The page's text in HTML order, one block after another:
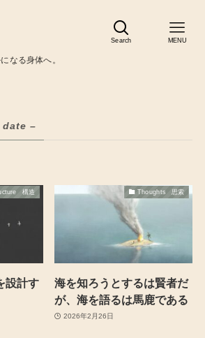
なる身体へ。
Search MENU
date –
構造
設計す
Thoughts 思索
海を知ろうとするは賢者だ
が、海を語るは馬鹿である
2026年2月26日